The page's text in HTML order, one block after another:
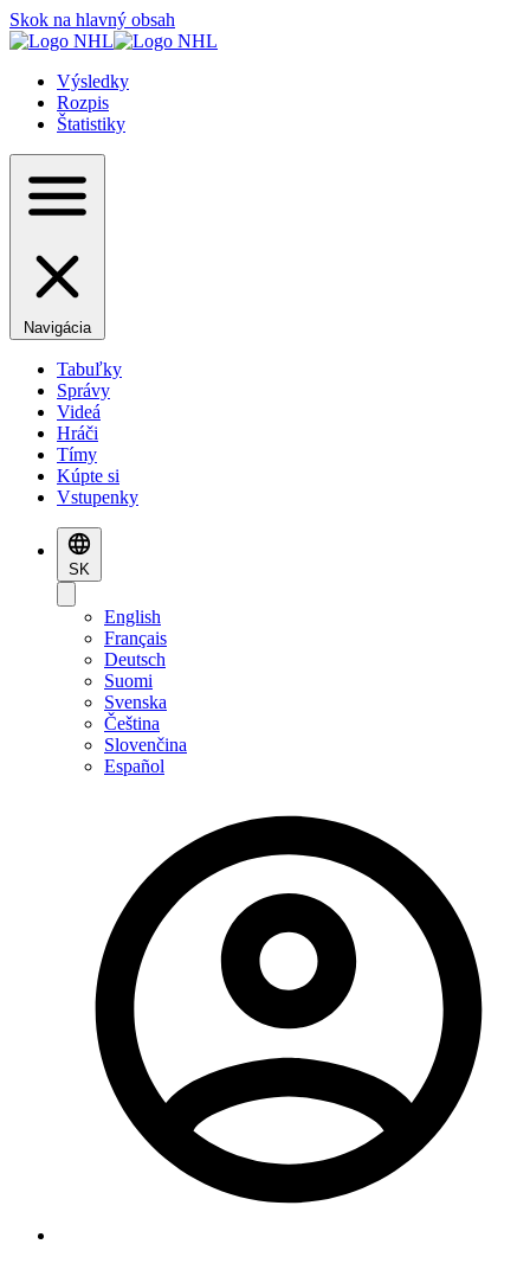
Skok na hlavný obsah
Výsledky
Rozpis
Štatistiky
Navigácia
Tabuľky
Správy
Videá
Hráči
Tímy
Kúpte si
Vstupenky
SK
English
Français
Deutsch
Suomi
Svenska
Čeština
Slovenčina
Español